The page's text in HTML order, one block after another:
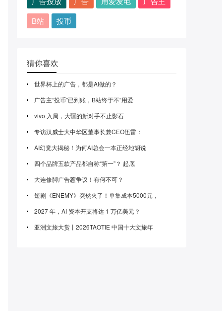
B站
投币
猜你喜欢
世界杯上的广告，都是AI做的？
广告主“投币”已到账，B站终于不“用爱
vivo 入局，大疆的新对手不止影石
专访汉威士大中华区董事长兼CEO伍雷：
AI幻觉大揭秘！为何AI总会一本正经地胡说
四个品牌五款产品都自称“第一”？ 起底
大连修脚广告惹争议！有何不可？
短剧《ENEMY》突然火了！单集成本5000元，
2027 年，AI 资本开支将达 1 万亿美元？
亚洲文旅大赏丨2026TAOTIE 中国十大文旅年